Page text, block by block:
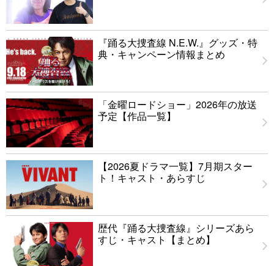
『踊る大捜査線 N.E.W.』グッズ・特
典・キャンペーン情報まとめ
「金曜ロードショー」2026年の放送
予定【作品一覧】
【2026夏ドラマ一覧】7月期スター
ト！キャスト・あらすじ
歴代『踊る大捜査線』シリーズあら
すじ・キャスト【まとめ】